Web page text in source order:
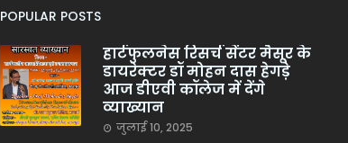
POPULAR POSTS
हार्टफुलनेस रिसर्च सेंटर मैसूर के
डायरेक्टर डॉ मोहन दास हेगड़े
आज डीएवी कॉलेज में देंगे
व्याख्यान
जुलाई 10, 2025